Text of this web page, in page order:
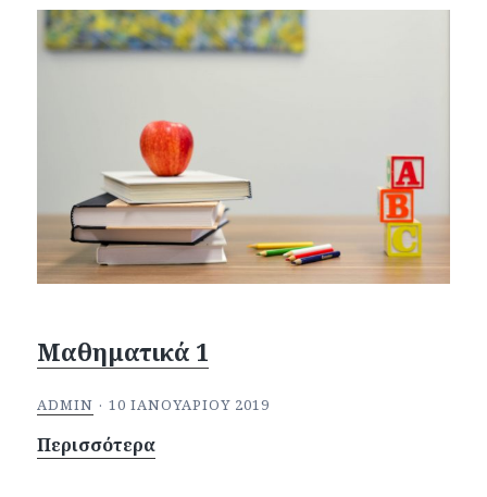
Μαθηματικά 1
ADMIN 10 ΙΑΝΟΥΑΡΊΟΥ 2019
Περισσότερα